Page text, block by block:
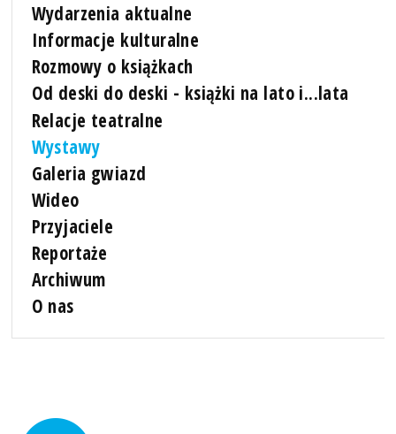
Wydarzenia aktualne
Informacje kulturalne
Rozmowy o książkach
Od deski do deski - książki na lato i...lata
Relacje teatralne
Wystawy
Galeria gwiazd
Wideo
Przyjaciele
Reportaże
Archiwum
O nas